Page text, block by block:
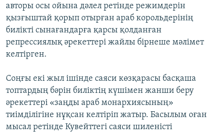
авторы осы ойына дәлел ретінде режимдерін
қызғыштай қорып отырған араб корольдерінің
билікті сынағандарға қарсы қолданған
репрессиялық әрекеттері жайлы бірнеше мәлімет
келтірген.
Соңғы екі жыл ішінде саяси көзқарасы басқаша
топтардың бәрін биліктің күшімен жанши беру
әрекеттері «заңды араб монархиясының»
тиімділігіне нұқсан келтіріп жатыр. Басылым оған
мысал ретінде Кувейттегі саяси шиленісті